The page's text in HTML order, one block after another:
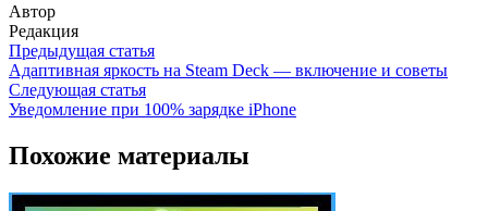
Автор
Редакция
Предыдущая статья
Адаптивная яркость на Steam Deck — включение и советы
Следующая статья
Уведомление при 100% зарядке iPhone
Похожие материалы